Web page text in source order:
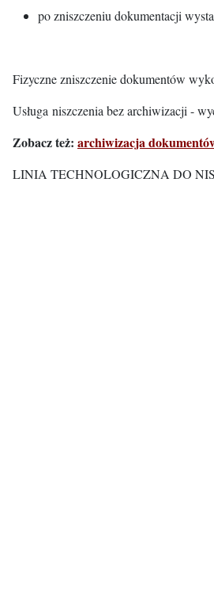
po zniszczeniu dokumentacji
Fizyczne zniszczenie dokumentów
Usługa niszczenia bez archiwizacji -
Zobaczteż: archiwizacja
LINIA TECHNOLOGICZNA DO